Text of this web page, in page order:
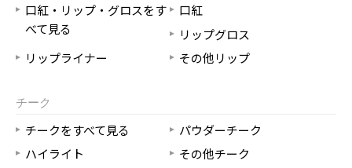
口紅・リップ・グロスをす
べて見る
口紅
リップグロス
リップライナー
その他リップ
チーク
チークをすべて見る
パウダーチーク
ハイライト
その他チーク